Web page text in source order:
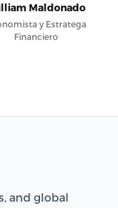
Maldonado
y Estratega
Financiero
and global